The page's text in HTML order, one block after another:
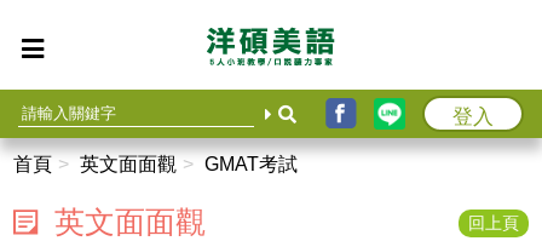
登入
首頁 英文面面觀 GMAT考試
英文面面觀 回上頁